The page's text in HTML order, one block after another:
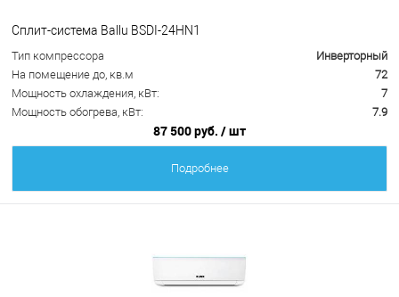
Сплит-система Ballu BSDI-24HN1
Тип компрессора
Инверторный
На помещение до, кв.м
72
Мощность охлаждения, кВт:
7
Мощность обогрева, кВт:
7.9
87 500 руб. / шт
Подробнее